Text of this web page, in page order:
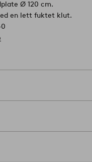
Ø 120 cm.
en lett fuktet klut.